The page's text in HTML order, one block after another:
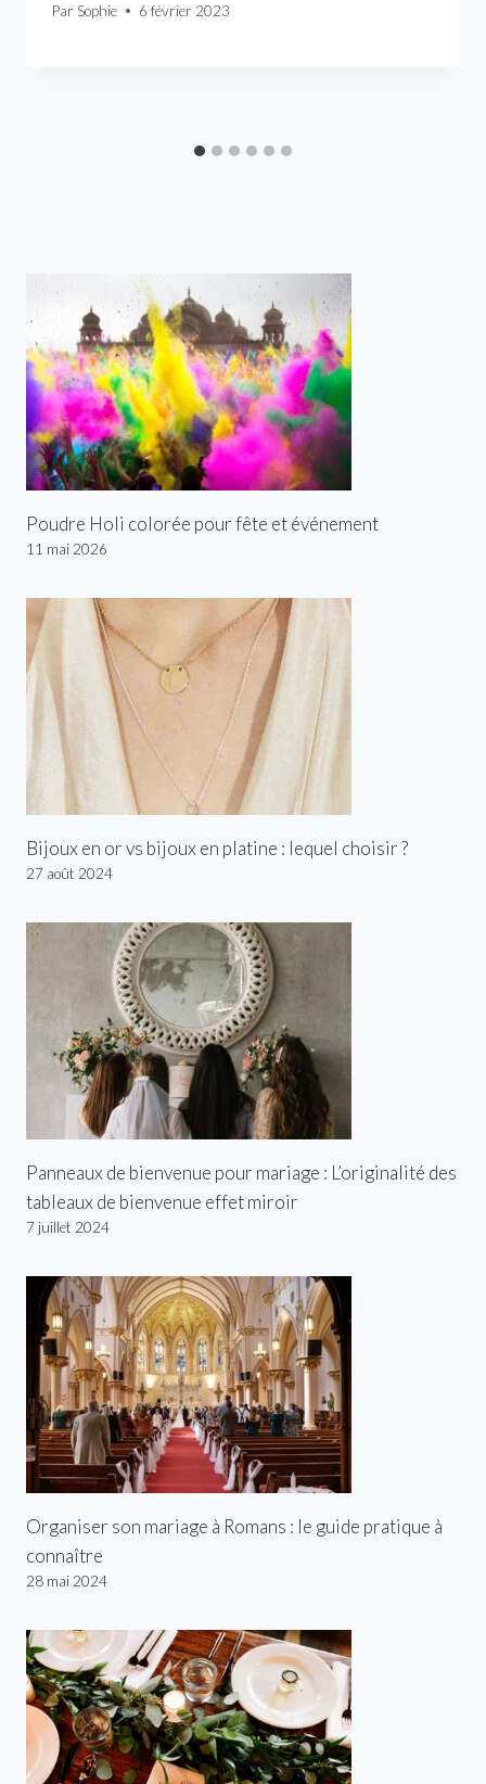
Par Sophie 6 février 2023
Poudre Holi colorée pour fête et événement
11 mai 2026
Bijoux en or vs bijoux en platine : lequel choisir ?
27 août 2024
Panneaux de bienvenue pour mariage : L’originalité des
tableaux de bienvenue effet miroir
7 juillet 2024
Organiser son mariage à Romans : le guide pratique à
connaître
28 mai 2024